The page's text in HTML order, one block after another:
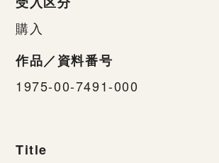
購入
作品／資料番号
1975-00-7491-000
Title